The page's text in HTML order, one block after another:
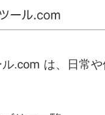
.com は、日常